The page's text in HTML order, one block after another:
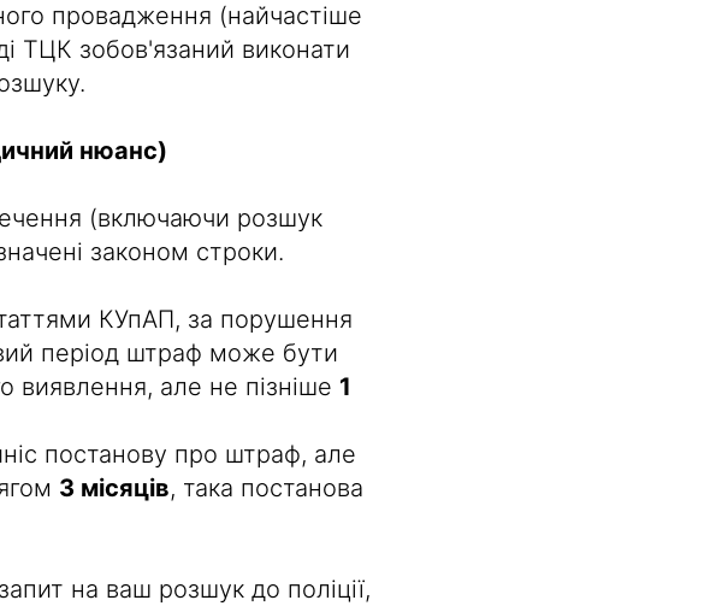
провадження (найчастіше
ТЦК зобов'язаний виконати
нюанс)
(включаючи розшук
законом строки.
КУпАП, за порушення
період штраф може бути
виявлення, але не пізніше 1
постанову про штраф, але
3 місяців, така постанова
на ваш розшук до поліції,